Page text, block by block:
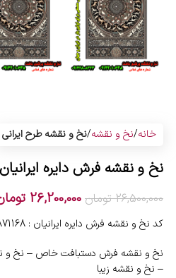
خانه نخ و نقشه نخ و نقشه طرح ایرانی
نخ و نقشه فرش دایره ایرانیان
26,500,000 تومان 26,200,000
کد نخ و نقشه فرش دایره ایرانیان : 871168
نخ و نقشه فرش دستبافت خاص – نخ و
– نخ و نقشه زیبا